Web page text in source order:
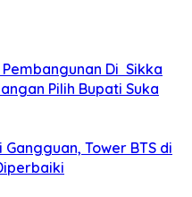
Di Sikka
Pilih Bupati Suka
Tower BTS di